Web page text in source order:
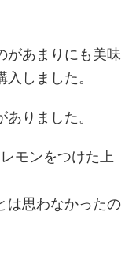
があまりにも美味
しました。
りました。
モンをつけた上
は思わなかったの